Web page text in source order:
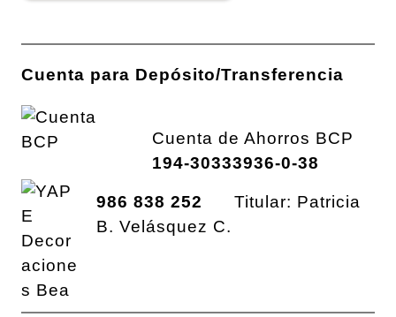
Cuenta para Depósito/Transferencia
Cuenta de Ahorros BCP
194-30333936-0-38
986 838 252 Titular: Patricia
B. Velásquez C.